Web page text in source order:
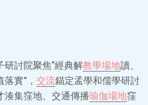
討院聚焦“經典解教學場地讀、
實”， 交流錨定孟學和儒學研討
湊集窪地、交通傳播瑜伽場地窪